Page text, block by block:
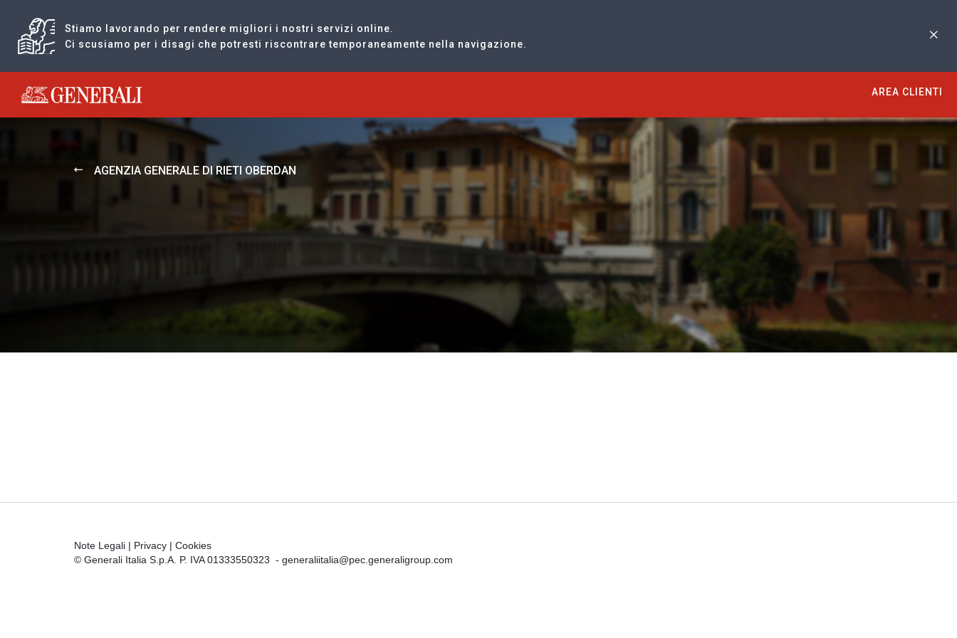
Stiamo lavorando per rendere migliori i nostri servizi online.
Ci scusiamo per i disagi che potresti riscontrare temporaneamente nella navigazione.
Generali logo
AREA CLIENTI
AGENZIA GENERALE DI RIETI OBERDAN
Note Legali | Privacy | Cookies
© Generali Italia S.p.A. P. IVA 01333550323 - generaliitalia@pec.generaligroup.com